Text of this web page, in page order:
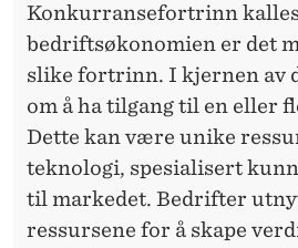
Konkurransefortrinn
bedriftsøkonomien er det
slike fortrinn. I kjernen av
om å ha tilgang til en eller
Dette kan være unike
teknologi, spesialisert
til markedet. Bedrifter
ressursene for å skape